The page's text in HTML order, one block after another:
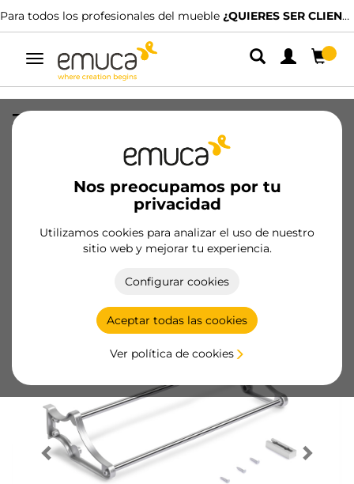
Para todos los profesionales del mueble ¿QUIERES SER CLIENTE?
Alternar
navegación
Nos preocupamos por tu
privacidad
Utilizamos cookies para analizar el uso de nuestro
sitio web y mejorar tu experiencia.
Configurar cookies
Aceptar todas las cookies
Ver política de cookies
Zapatero Self para interior de armario,
Acero y Plástico, Pintado aluminio
Ficha de producto